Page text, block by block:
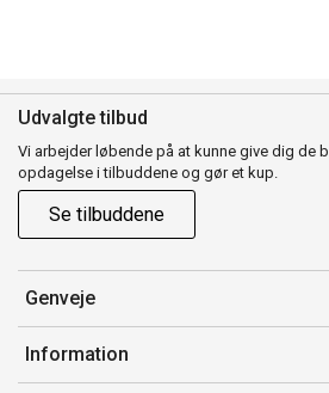
Udvalgte tilbud
Vi arbejder løbende på at kunne give dig de
opdagelse i tilbuddene og gør et kup.
Se tilbuddene
Genveje
Min side
Ordrehistorik
Information